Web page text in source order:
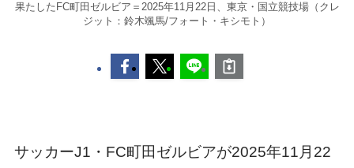
果たしたFC町田ゼルビア＝2025年11月22日、東京・国立競技場（クレ
ジット：鈴木颯馬/フォート・キシモト）
サッカーJ1・FC町田ゼルビアが2025年11月22